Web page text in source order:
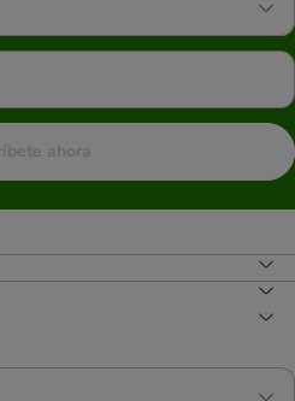
ahora